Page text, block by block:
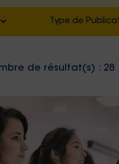
Type de
by
de résultat(s) : 28